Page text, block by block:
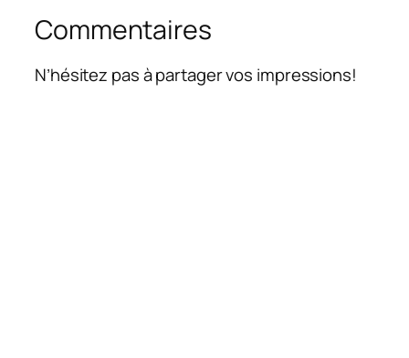
Commentaires
N’hésitez pas à partager vos impressions!